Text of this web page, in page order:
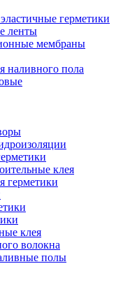
герметики
ленты
мембраны
наливного пола
клея
герметики
клея
волокна
полы